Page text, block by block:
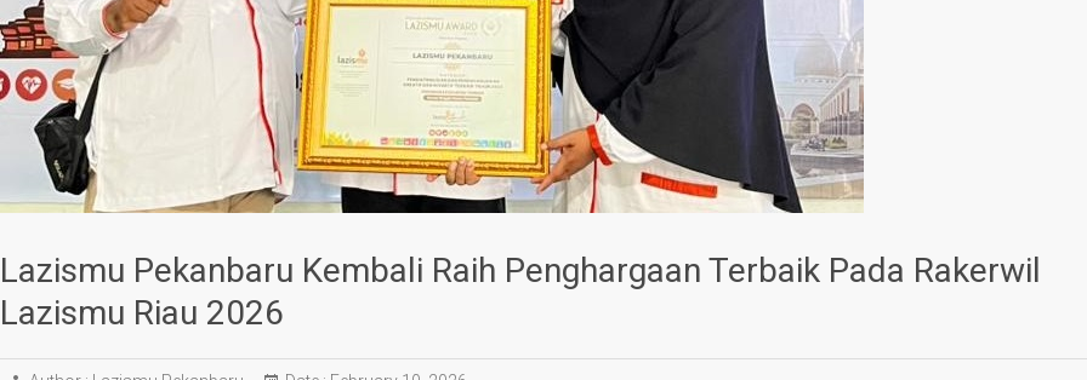
Lazismu Pekanbaru Kembali Raih Penghargaan Terbaik Pada Rakerwil
Lazismu Riau 2026